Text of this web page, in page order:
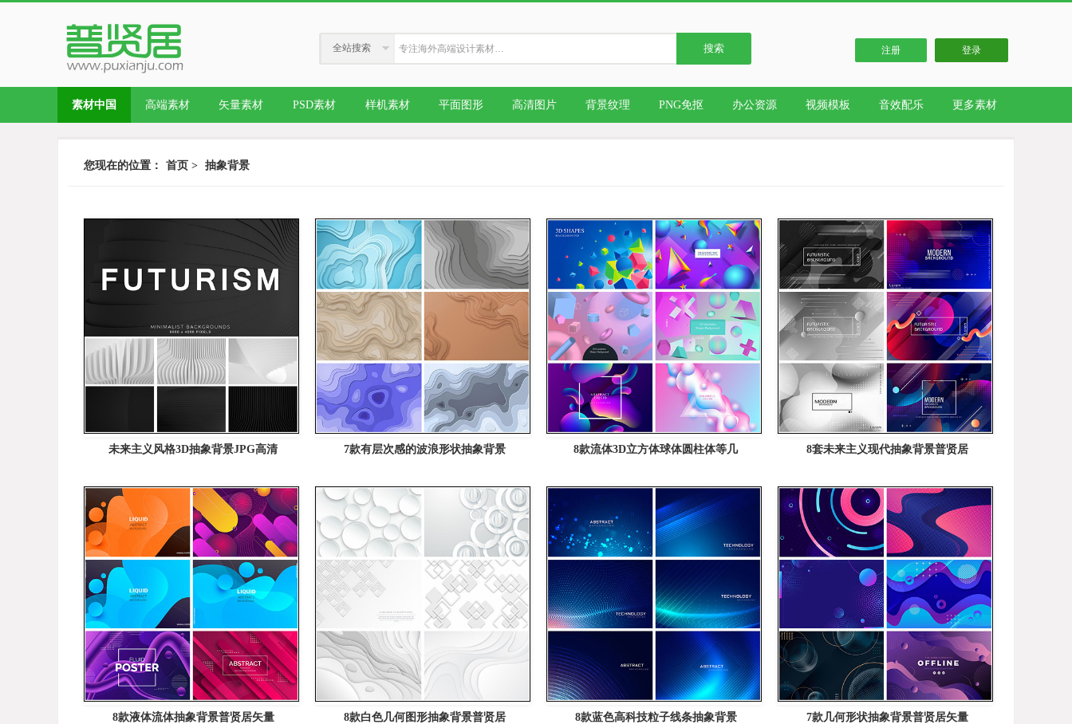
全站搜索 搜索 注册 登录
素材中国 高端素材 矢量素材 PSD素材 样机素材 平面图形 高清图片 背景纹理 PNG免抠 办公资源 视频模板 音效配乐 更多素材
您现在的位置： 首页 > 抽象背景
未来主义风格3D抽象背景JPG高清 7款有层次感的波浪形状抽象背景 8款流体3D立方体球体圆柱体等几 8套未来主义现代抽象背景普贤居
8款液体流体抽象背景普贤居矢量 8款白色几何图形抽象背景普贤居 8款蓝色高科技粒子线条抽象背景 7款几何形状抽象背景普贤居矢量